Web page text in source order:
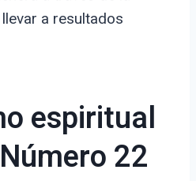
a resultados
espiritual
22